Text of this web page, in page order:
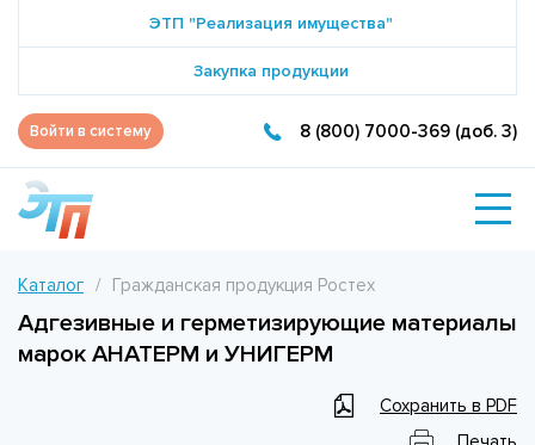
ЭТП "Реализация имущества"
Закупка продукции
Войти в систему 8 (800) 7000-369 (доб. 3)
Каталог Гражданская продукция Ростех
Адгезивные и герметизирующие материалы
марок АНАТЕРМ и УНИГЕРМ
Сохранить в PDF